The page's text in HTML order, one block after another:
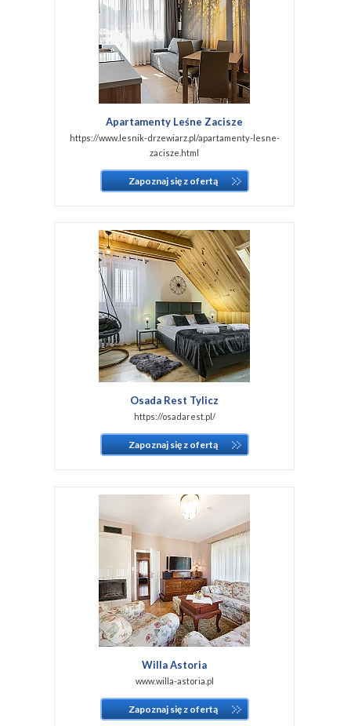
Apartamenty Leśne Zacisze
https://www.lesnik-drzewiarz.pl/apartamenty-lesne-
zacisze.html
Zapoznaj się z ofertą
Osada Rest Tylicz
https://osadarest.pl/
Zapoznaj się z ofertą
Willa Astoria
www.willa-astoria.pl
Zapoznaj się z ofertą